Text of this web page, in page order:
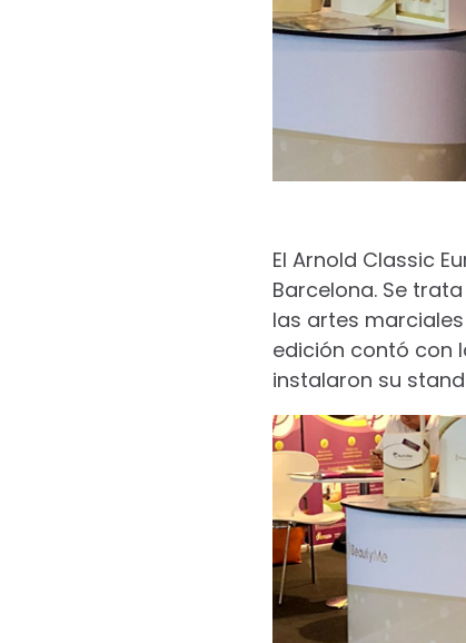
El Arnold Classic
Barcelona. Se
las artes
edición contó con
instalaron su